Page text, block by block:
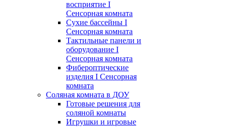
восприятие I
Сенсорная комната
Сухие бассейны I
Сенсорная комната
Тактильные панели и
оборудование I
Сенсорная комната
Фибероптические
изделия I Сенсорная
комната
Соляная комната в ДОУ
Готовые решения для
соляной комнаты
Игрушки и игровые